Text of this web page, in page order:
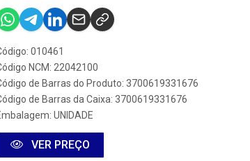
010461
NCM: 22042100
de Barras do Produto: 3700619331676
de Barras da Caixa: 3700619331676
UNIDADE
VER PREÇO